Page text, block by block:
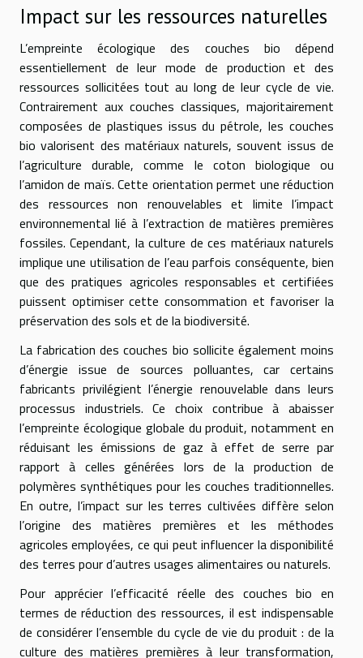
Impact sur les ressources naturelles
L’empreinte écologique des couches bio dépend
essentiellement de leur mode de production et des
ressources sollicitées tout au long de leur cycle de vie.
Contrairement aux couches classiques, majoritairement
composées de plastiques issus du pétrole, les couches
bio valorisent des matériaux naturels, souvent issus de
l’agriculture durable, comme le coton biologique ou
l’amidon de maïs. Cette orientation permet une réduction
des ressources non renouvelables et limite l’impact
environnemental lié à l’extraction de matières premières
fossiles. Cependant, la culture de ces matériaux naturels
implique une utilisation de l’eau parfois conséquente, bien
que des pratiques agricoles responsables et certifiées
puissent optimiser cette consommation et favoriser la
préservation des sols et de la biodiversité.
La fabrication des couches bio sollicite également moins
d’énergie issue de sources polluantes, car certains
fabricants privilégient l’énergie renouvelable dans leurs
processus industriels. Ce choix contribue à abaisser
l’empreinte écologique globale du produit, notamment en
réduisant les émissions de gaz à effet de serre par
rapport à celles générées lors de la production de
polymères synthétiques pour les couches traditionnelles.
En outre, l’impact sur les terres cultivées diffère selon
l’origine des matières premières et les méthodes
agricoles employées, ce qui peut influencer la disponibilité
des terres pour d’autres usages alimentaires ou naturels.
Pour apprécier l’efficacité réelle des couches bio en
termes de réduction des ressources, il est indispensable
de considérer l’ensemble du cycle de vie du produit : de la
culture des matières premières à leur transformation,